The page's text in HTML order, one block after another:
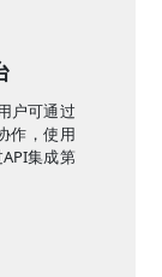
户可通过
作，使用
集成第